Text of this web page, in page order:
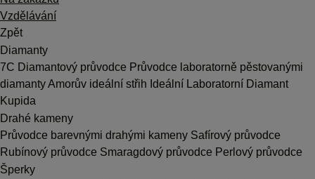
Vzdělávání
Zpět
Diamanty
7C Diamantový průvodce Průvodce laboratorně pěstovanými
diamantyAmorův ideální střih Ideální Laboratorní Diamant
Kupida
Drahé kameny
Průvodce barevnými drahými kameny Safírový průvodce
Rubínový průvodce Smaragdový průvodce Perlový průvodce
Šperky